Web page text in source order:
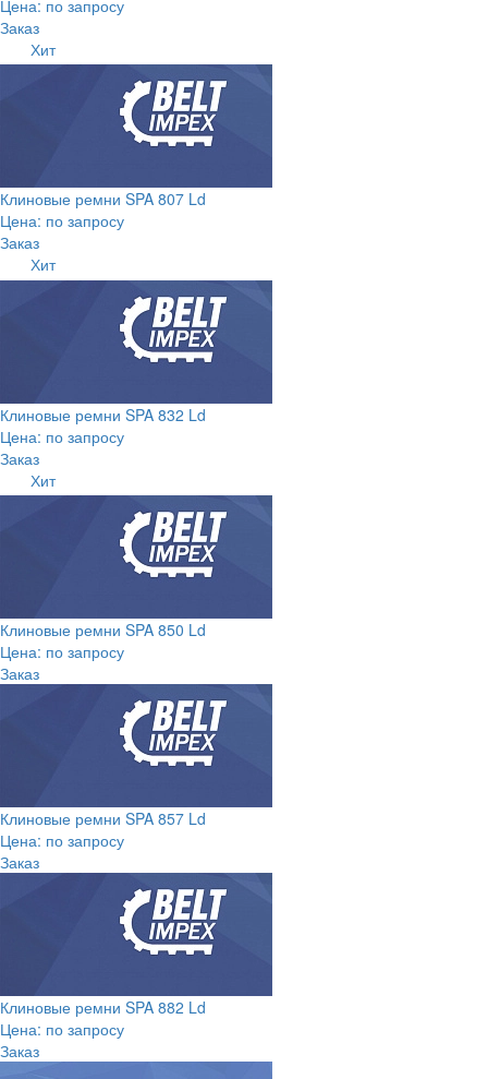
Цена: по запросу
Заказ
Хит
Клиновые ремни SPA 807 Ld
Цена: по запросу
Заказ
Хит
Клиновые ремни SPA 832 Ld
Цена: по запросу
Заказ
Хит
Клиновые ремни SPA 850 Ld
Цена: по запросу
Заказ
Клиновые ремни SPA 857 Ld
Цена: по запросу
Заказ
Клиновые ремни SPA 882 Ld
Цена: по запросу
Заказ